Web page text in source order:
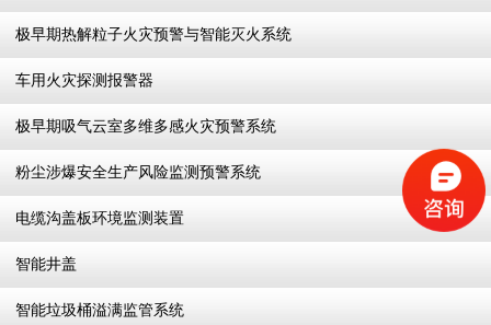
极早期热解粒子火灾预警与智能灭火系统
车用火灾探测报警器
极早期吸气云室多维多感火灾预警系统
粉尘涉爆安全生产风险监测预警系统
电缆沟盖板环境监测装置
智能井盖
智能垃圾桶溢满监管系统